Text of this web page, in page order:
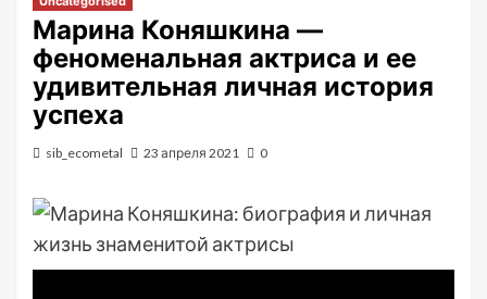
Марина Коняшкина —
феноменальная актриса и ее
удивительная личная история
успеха
sib_ecometal 23 апреля 2021 0